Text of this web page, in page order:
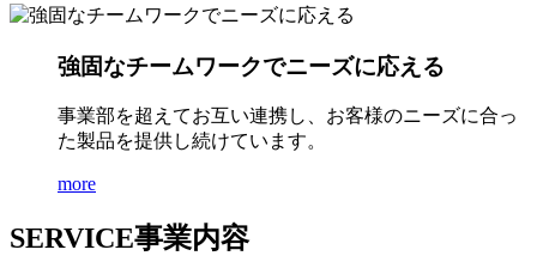
強固なチームワークでニーズに応える
事業部を超えてお互い連携し、お客様のニーズに合っ
た製品を提供し続けています。
more
SERVICE事業内容